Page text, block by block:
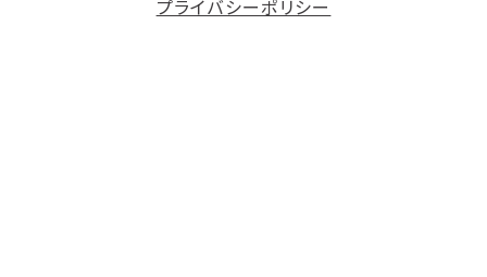
プライバシーポリシー